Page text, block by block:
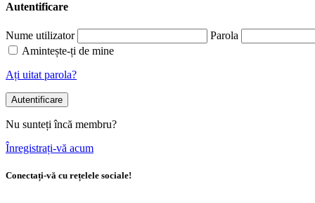
Autentificare
Nume utilizator
Parola
Amintește-ți de mine
Ați uitat parola?
Autentificare
Nu sunteți încă membru?
Înregistrați-vă acum
Conectați-vă cu rețelele sociale!